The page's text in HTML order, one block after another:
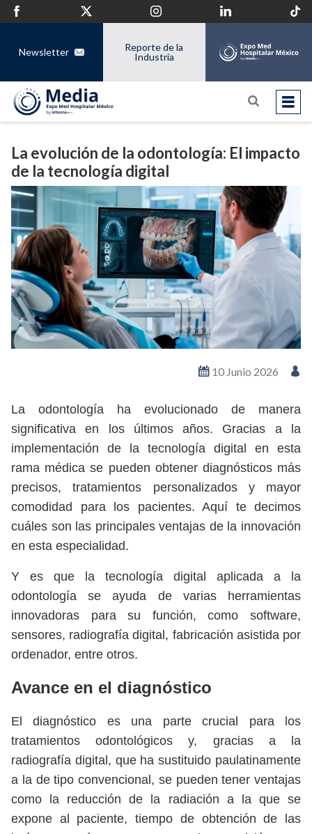
Newsletter
Reporte de la
Industria
La evolución de la odontología: El impacto
de la tecnología digital
10 Junio 2026
La odontología ha evolucionado de manera
significativa en los últimos años. Gracias a la
implementación de la tecnología digital en esta
rama médica se pueden obtener diagnósticos más
precisos, tratamientos personalizados y mayor
comodidad para los pacientes. Aquí te decimos
cuáles son las principales ventajas de la innovación
en esta especialidad.
Y es que la tecnología digital aplicada a la
odontología se ayuda de varias herramientas
innovadoras para su función, como software,
sensores, radiografía digital, fabricación asistida por
ordenador, entre otros.
Avance en el diagnóstico
El diagnóstico es una parte crucial para los
tratamientos odontológicos y, gracias a la
radiografía digital, que ha sustituido paulatinamente
a la de tipo convencional, se pueden tener ventajas
como la reducción de la radiación a la que se
expone al paciente, tiempo de obtención de las